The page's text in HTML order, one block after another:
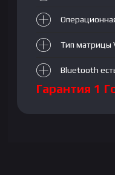
Тип матрицы
Bluetooth
Гарантия 1